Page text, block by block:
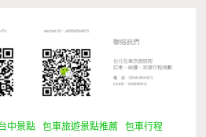
中景點 包車旅遊景點推薦
包車行程